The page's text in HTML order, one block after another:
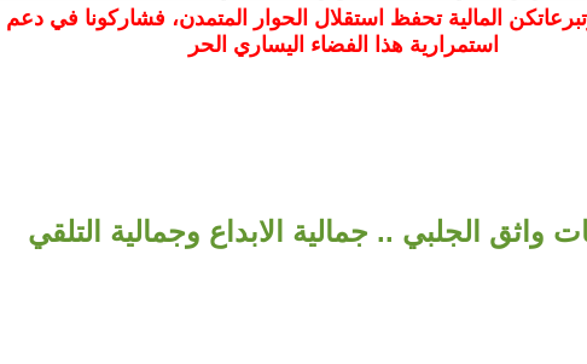
المالية تحفظ استقلال الحوار المتمدن، فشاركونا في دعم
استمرارية هذا الفضاء اليساري الحر
واثق الجلبي .. جمالية الابداع وجمالية التلقي